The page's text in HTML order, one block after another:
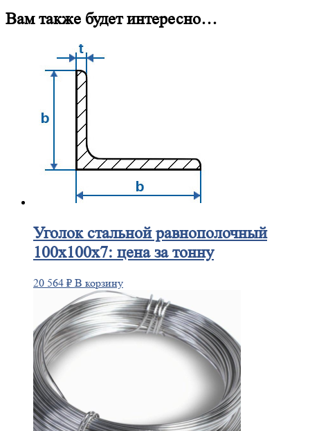
Вам также будет интересно…
Уголокстальной равнополочный
100х100х7: цена за тонну
20 564 ₽ В корзину